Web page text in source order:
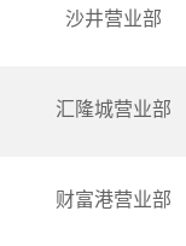
沙井营业部
汇隆城营业部
财富港营业部